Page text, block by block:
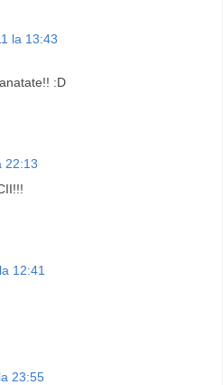
la 13:43
:D
22:13
12:41
23:55